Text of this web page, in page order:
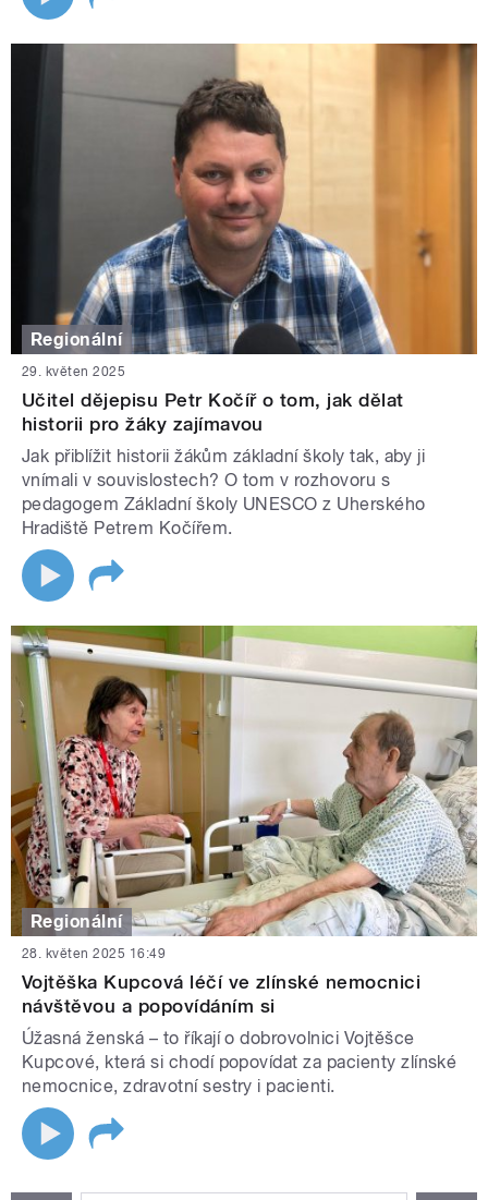
Regionální
29. květen 2025
Učitel dějepisu Petr Kočíř o tom, jak dělat
historii pro žáky zajímavou
Jak přiblížit historii žákům základní školy tak, aby ji
vnímali v souvislostech? O tom v rozhovoru s
pedagogem Základní školy UNESCO z Uherského
Hradiště Petrem Kočířem.
Regionální
28. květen 2025 16:49
Vojtěška Kupcová léčí ve zlínské nemocnici
návštěvou a popovídáním si
Úžasná ženská – to říkají o dobrovolnici Vojtěšce
Kupcové, která si chodí popovídat za pacienty zlínské
nemocnice, zdravotní sestry i pacienti.